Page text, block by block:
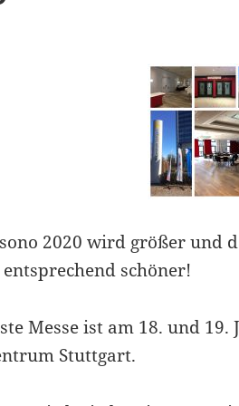
2020 wird größer und
schöner!
Messe ist am 18. und
Stuttgart.